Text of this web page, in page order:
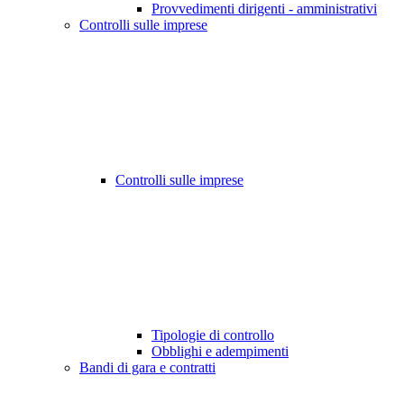
Provvedimenti dirigenti - amministrativi
Controlli sulle imprese
Controlli sulle imprese
Tipologie di controllo
Obblighi e adempimenti
Bandi di gara e contratti